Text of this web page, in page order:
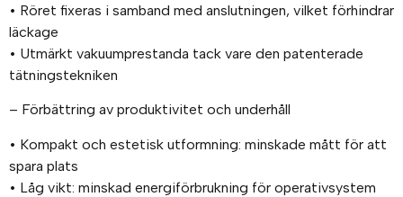
• Röret fixeras i samband med anslutningen, vilket förhindrar
läckage
• Utmärkt vakuumprestanda tack vare den patenterade
tätningstekniken
– Förbättring av produktivitet och underhåll
• Kompakt och estetisk utformning: minskade mått för att
spara plats
• Låg vikt: minskad energiförbrukning för operativsystem